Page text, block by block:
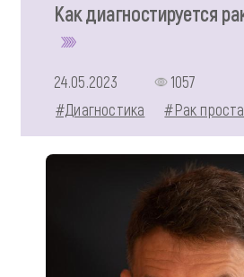
Как диагностируется
24.05.2023
1057
#Диагностика
#Рак